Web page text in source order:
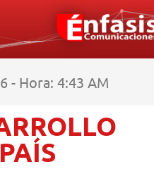
- Hora: 4:43 AM